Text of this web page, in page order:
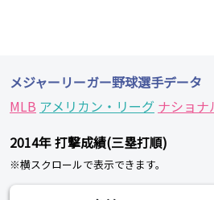
メジャーリーガー野球選手データ
MLB アメリカン・リーグ ナショナ
2014年 打撃成績(三塁打順)
※横スクロールで表示できます。